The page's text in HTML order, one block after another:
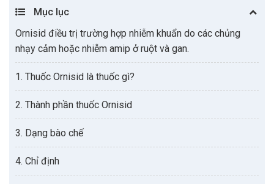
Mục lục
Ornisid điều trị trường hợp nhiễm khuẩn do các chủng
nhạy cảm hoặc nhiễm amip ở ruột và gan.
1. Thuốc Ornisid là thuốc gì?
2. Thành phần thuốc Ornisid
3. Dạng bào chế
4. Chỉ định